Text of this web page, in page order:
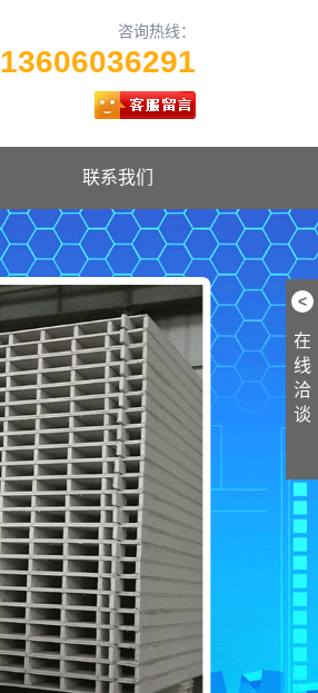
咨询热线：
13606036291
联系我们
<
在
线
洽
谈